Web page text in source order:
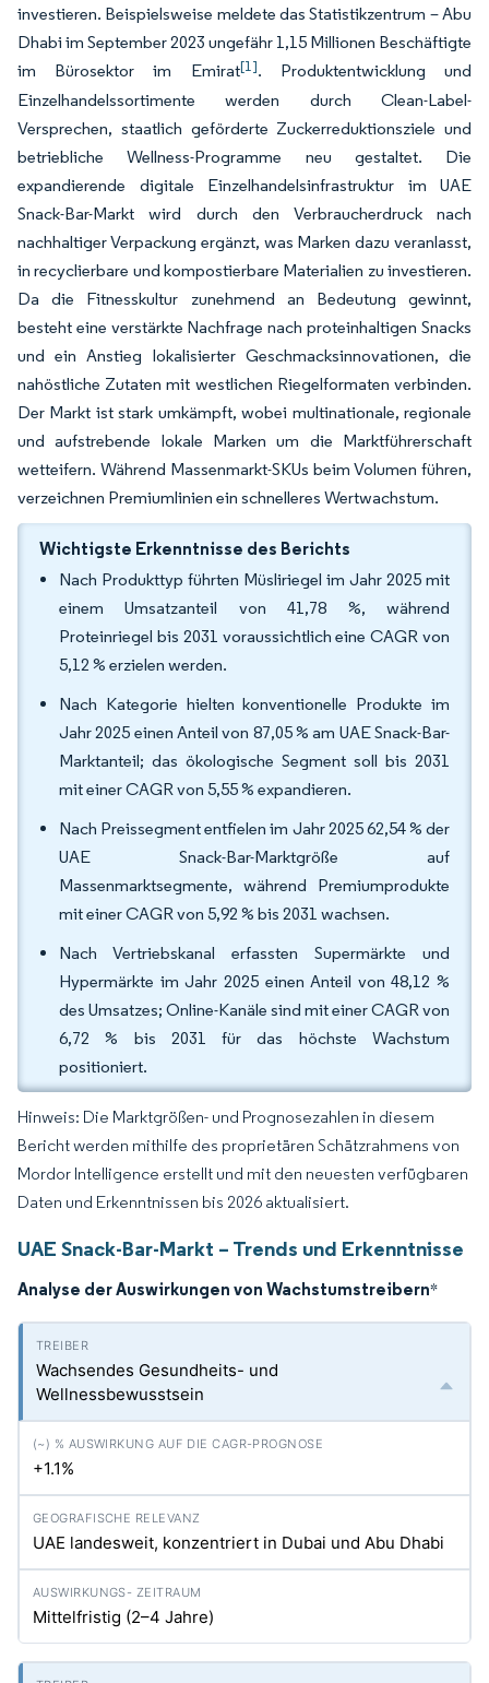
investieren. Beispielsweise meldete das Statistikzentrum – Abu
Dhabi im September 2023 ungefähr 1,15 Millionen Beschäftigte
im Bürosektor im Emirat[1]. Produktentwicklung und
Einzelhandelssortimente werden durch Clean-Label-
Versprechen, staatlich geförderte Zuckerreduktionsziele und
betriebliche Wellness-Programme neu gestaltet. Die
expandierende digitale Einzelhandelsinfrastruktur im UAE
Snack-Bar-Markt wird durch den Verbraucherdruck nach
nachhaltiger Verpackung ergänzt, was Marken dazu veranlasst,
in recyclierbare und kompostierbare Materialien zu investieren.
Da die Fitnesskultur zunehmend an Bedeutung gewinnt,
besteht eine verstärkte Nachfrage nach proteinhaltigen Snacks
und ein Anstieg lokalisierter Geschmacksinnovationen, die
nahöstliche Zutaten mit westlichen Riegelformaten verbinden.
Der Markt ist stark umkämpft, wobei multinationale, regionale
und aufstrebende lokale Marken um die Marktführerschaft
wetteifern. Während Massenmarkt-SKUs beim Volumen führen,
verzeichnen Premiumlinien ein schnelleres Wertwachstum.
Wichtigste Erkenntnisse des Berichts
Nach Produkttyp führten Müsliriegel im Jahr 2025 mit
einem Umsatzanteil von 41,78 %, während
Proteinriegel bis 2031 voraussichtlich eine CAGR von
5,12 % erzielen werden.
Nach Kategorie hielten konventionelle Produkte im
Jahr 2025 einen Anteil von 87,05 % am UAE Snack-Bar-
Marktanteil; das ökologische Segment soll bis 2031
mit einer CAGR von 5,55 % expandieren.
Nach Preissegment entfielen im Jahr 2025 62,54 % der
UAE Snack-Bar-Marktgröße auf
Massenmarktsegmente, während Premiumprodukte
mit einer CAGR von 5,92 % bis 2031 wachsen.
Nach Vertriebskanal erfassten Supermärkte und
Hypermärkte im Jahr 2025 einen Anteil von 48,12 %
des Umsatzes; Online-Kanäle sind mit einer CAGR von
6,72 % bis 2031 für das höchste Wachstum
positioniert.
Hinweis: Die Marktgrößen- und Prognosezahlen in diesem
Bericht werden mithilfe des proprietären Schätzrahmens von
Mordor Intelligence erstellt und mit den neuesten verfügbaren
Daten und Erkenntnissen bis 2026 aktualisiert.
UAE Snack-Bar-Markt – Trends und Erkenntnisse
Analyse der Auswirkungen von Wachstumstreibern*
Wachsendes Gesundheits- und
Wellnessbewusstsein
+1.1%
UAE landesweit, konzentriert in Dubai und Abu Dhabi
Mittelfristig (2–4 Jahre)